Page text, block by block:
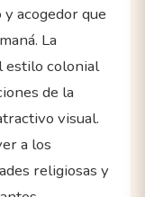
acogedor que
La
estilo colonial
de la
visual.
a los
religiosas y